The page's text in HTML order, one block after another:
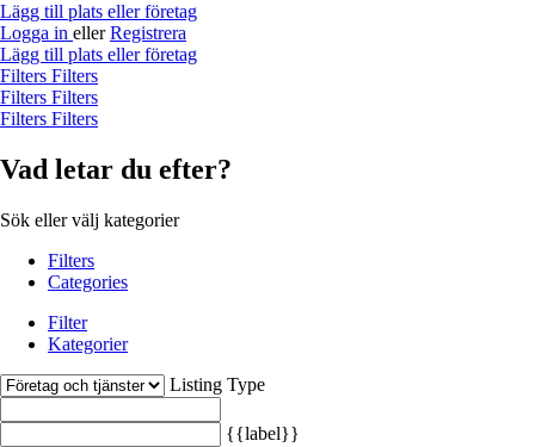
Lägg till plats eller företag
Logga in eller Registrera
Lägg till plats eller företag
Filters Filters
Filters Filters
Filters Filters
Vad letar du efter?
Sök eller välj kategorier
Filters
Categories
Filter
Kategorier
Listing Type
{{label}}